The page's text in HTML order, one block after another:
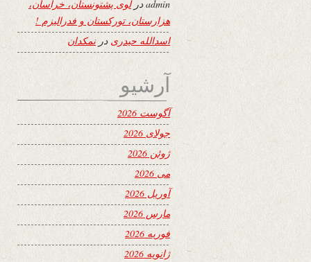
adminدرلوی پشتونستان، خراسان،
هزارستان، تورکستان و فدرالیزم !
اسدالله حیدری درنمکدان
آرشیو
آگوست 2026
جولای 2026
ژوئن 2026
می 2026
آوریل 2026
مارس 2026
فوریه 2026
ژانویه 2026